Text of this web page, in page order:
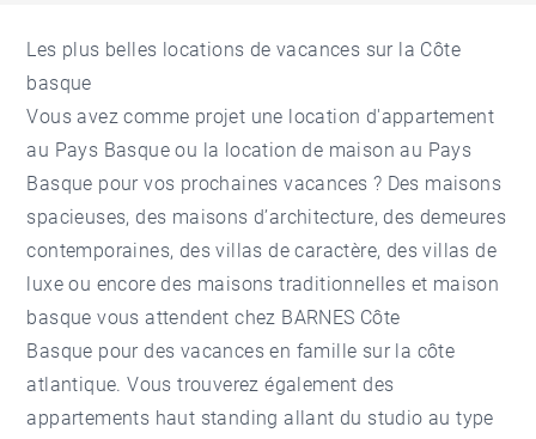
Les plus belles locations de vacances sur la Côte
basque
Vous avez comme projet une location d'appartement
au Pays Basque ou la location de maison au Pays
Basque pour vos prochaines vacances ? Des maisons
spacieuses, des maisons d’architecture, des demeures
contemporaines, des villas de caractère, des villas de
luxe ou encore des maisons traditionnelles et maison
basque vous attendent chez BARNES Côte
Basque pour des vacances en famille sur la côte
atlantique. Vous trouverez également des
appartements haut standing allant du studio au type